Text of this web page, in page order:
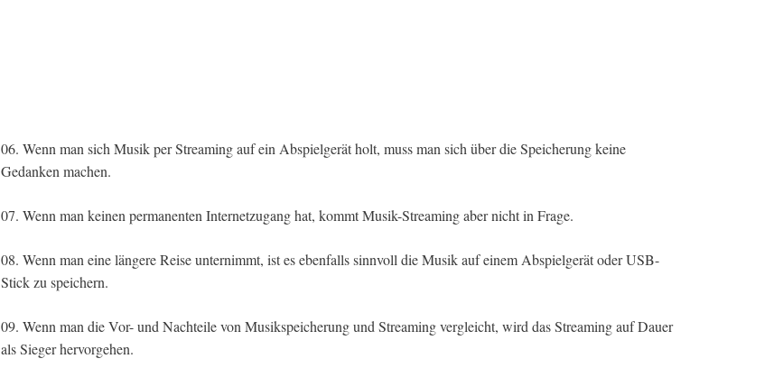
06. Wenn man sich Musik per Streaming auf ein Abspielgerät holt, muss man sich über die Speicherung keine
Gedanken machen.
07. Wenn man keinen permanenten Internetzugang hat, kommt Musik-Streaming aber nicht in Frage.
08. Wenn man eine längere Reise unternimmt, ist es ebenfalls sinnvoll die Musik auf einem Abspielgerät oder USB-
Stick zu speichern.
09. Wenn man die Vor- und Nachteile von Musikspeicherung und Streaming vergleicht, wird das Streaming auf Dauer
als Sieger hervorgehen.